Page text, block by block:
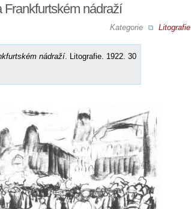
Frankfurtském nádraží
Kategorie Litografie
nádraží. Litografie. 1922. 30